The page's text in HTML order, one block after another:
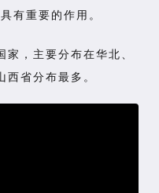
有重要的作用。
家，主要分布在华北、
西省分布最多。